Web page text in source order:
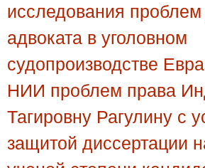
исследования проблем
адвоката в уголовном
судопроизводстве
НИИ проблем права
Тагировну Рагулину с
защитой диссертации